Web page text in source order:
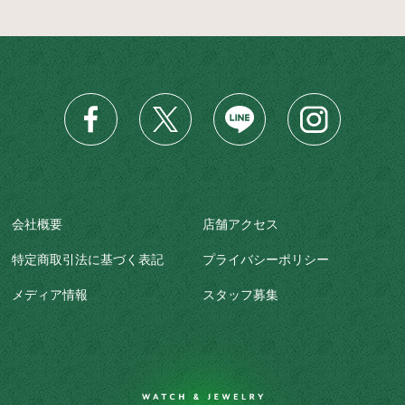
会社概要 店舗アクセス
特定商取引法に基づく表記 プライバシーポリシー
メディア情報 スタッフ募集